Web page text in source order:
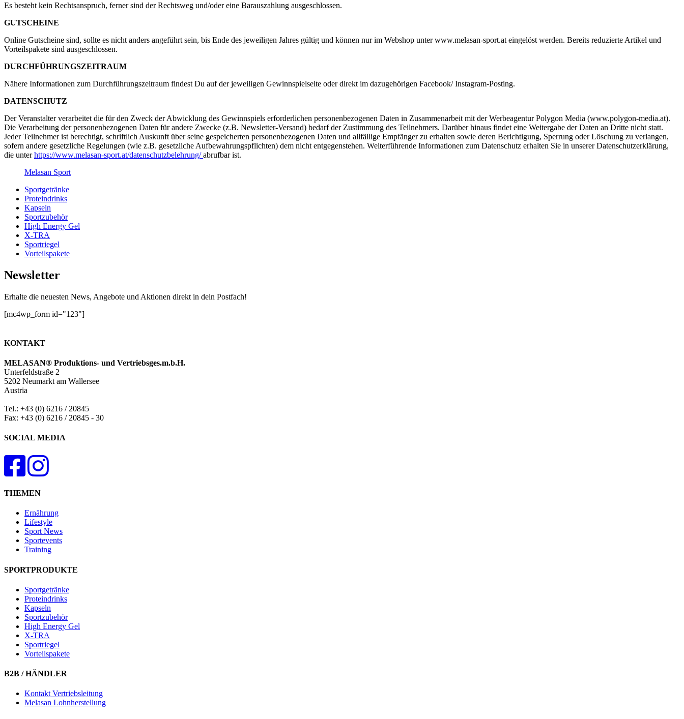
Es besteht kein Rechtsanspruch, ferner sind der Rechtsweg und/oder eine Barauszahlung ausgeschlossen.
GUTSCHEINE
Online Gutscheine sind, sollte es nicht anders angeführt sein, bis Ende des jeweiligen Jahres gültig und können nur im Webshop unter www.melasan-sport.at eingelöst werden. Bereits reduzierte Artikel und
Vorteilspakete sind ausgeschlossen.
DURCHFÜHRUNGSZEITRAUM
Nähere Informationen zum Durchführungszeitraum findest Du auf der jeweiligen Gewinnspielseite oder direkt im dazugehörigen Facebook/ Instagram-Posting.
DATENSCHUTZ
Der Veranstalter verarbeitet die für den Zweck der Abwicklung des Gewinnspiels erforderlichen personenbezogenen Daten in Zusammenarbeit mit der Werbeagentur Polygon Media (www.polygon-media.at).
Die Verarbeitung der personenbezogenen Daten für andere Zwecke (z.B. Newsletter-Versand) bedarf der Zustimmung des Teilnehmers. Darüber hinaus findet eine Weitergabe der Daten an Dritte nicht statt.
Jeder Teilnehmer ist berechtigt, schriftlich Auskunft über seine gespeicherten personenbezogenen Daten und allfällige Empfänger zu erhalten sowie deren Berichtigung, Sperrung oder Löschung zu verlangen,
sofern andere gesetzliche Regelungen (wie z.B. gesetzliche Aufbewahrungspflichten) dem nicht entgegenstehen. Weiterführende Informationen zum Datenschutz erhalten Sie in unserer Datenschutzerklärung,
die unterhttps://www.melasan-sport.at/datenschutzbelehrung/abrufbar ist.
Melasan Sport
Sportgetränke
Proteindrinks
Kapseln
Sportzubehör
High Energy Gel
X-TRA
Sportriegel
Vorteilspakete
Newsletter
Erhalte die neuesten News, Angebote und Aktionen direkt in dein Postfach!
[mc4wp_form id="123"]
KONTAKT
MELASAN® Produktions- und Vertriebsges.m.b.H.
Unterfeldstraße 2
5202 Neumarkt am Wallersee
Austria
Tel.: +43 (0) 6216 / 20845
Fax: +43 (0) 6216 / 20845 - 30
SOCIAL MEDIA
THEMEN
Ernährung
Lifestyle
Sport News
Sportevents
Training
SPORTPRODUKTE
Sportgetränke
Proteindrinks
Kapseln
Sportzubehör
High Energy Gel
X-TRA
Sportriegel
Vorteilspakete
B2B / HÄNDLER
Kontakt Vertriebsleitung
Melasan Lohnherstellung